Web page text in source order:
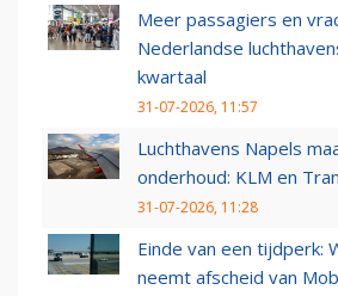
Meer passagiers en
Nederlandse
kwartaal
31-07-2026, 11:57
Luchthavens Napels
onderhoud: KLM en
31-07-2026, 11:28
Einde van een tijdperk:
neemt afscheid van